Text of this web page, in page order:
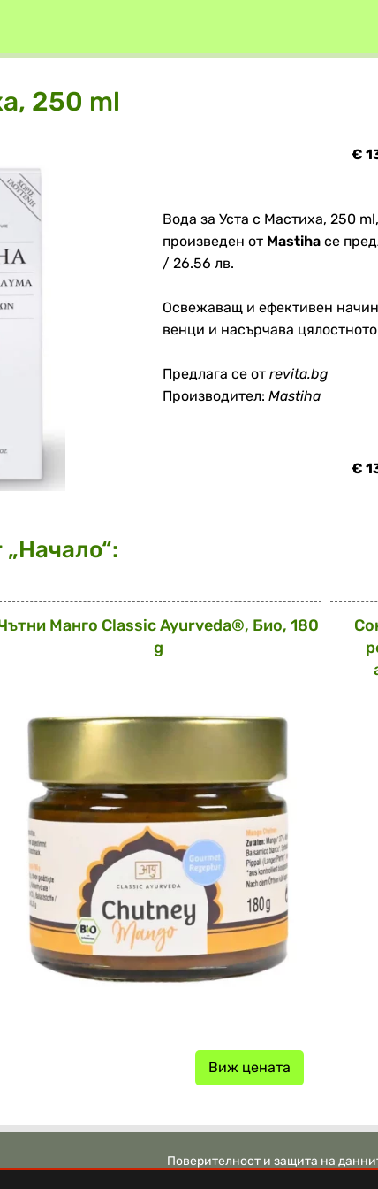
250 ml
€
Вода за Уста с Мастиха, 250
произведен от Mastiha се
/ 26.56 лв.
Освежаващ и ефективен
венци и насърчава
Предлага се от revita.bg
Производител: Mastiha
€
Манго Classic Ayurveda®, Био, 180
g
Виж цената
Поверителност и защита на